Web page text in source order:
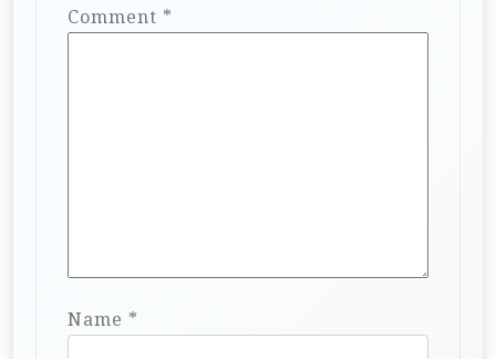
Comment *
Name *